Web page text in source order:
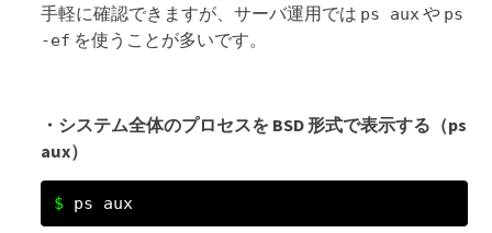
手軽に確認できますが、サーバ運用では ps auxや ps
-ef を使うことが多いです。
・システム全体のプロセスを BSD 形式で表示する（ps
aux）
ps aux